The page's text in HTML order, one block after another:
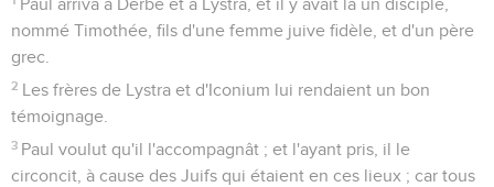
Paul arriva à Derbe et à Lystra, et il y avait là un disciple,
nommé Timothée, fils d'une femme juive fidèle, et d'un père
grec.
2 Les frères de Lystra et d'Iconium lui rendaient un bon
témoignage.
3 Paul voulut qu'il l'accompagnât ; et l'ayant pris, il le
circoncit, à cause des Juifs qui étaient en ces lieux ; car tous